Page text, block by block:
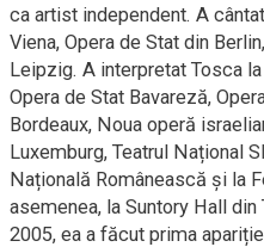
ca artist independent. A
Viena, Opera de Stat din
Leipzig. A interpretat Tosca
Opera de Stat Bavareză,
Bordeaux, Noua operă
Luxemburg, Teatrul Național
Națională Românească și la
asemenea, la Suntory Hall
2005, ea a făcut prima